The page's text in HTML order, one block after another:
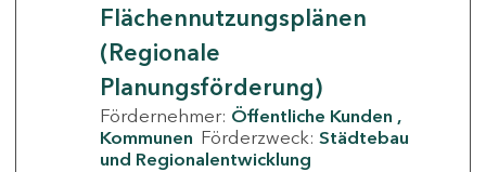
Flächennutzungsplänen
(Regionale
Planungsförderung)
Fördernehmer: Öffentliche Kunden
Kommunen Förderzweck: Städtebau
und Regionalentwicklung